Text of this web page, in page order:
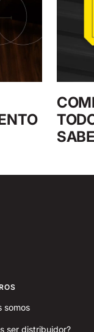
somos
ser distribuidor?